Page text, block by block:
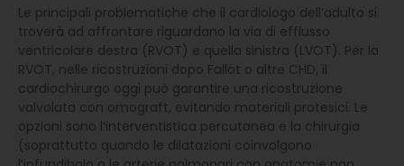
Le principali problematiche che il cardiologo dell’adulto si
troverà ad affrontare riguardano la via di efflusso
ventricolare destra (RVOT) e quella sinistra (LVOT). Per la
RVOT, nelle ricostruzioni dopo Fallot o altre CHD, il
cardiochirurgo oggi può garantire una ricostruzione
valvolata con omograft, evitando materiali protesici. Le
opzioni sono l’interventistica percutanea e la chirurgia
(soprattutto quando le dilatazioni coinvolgono